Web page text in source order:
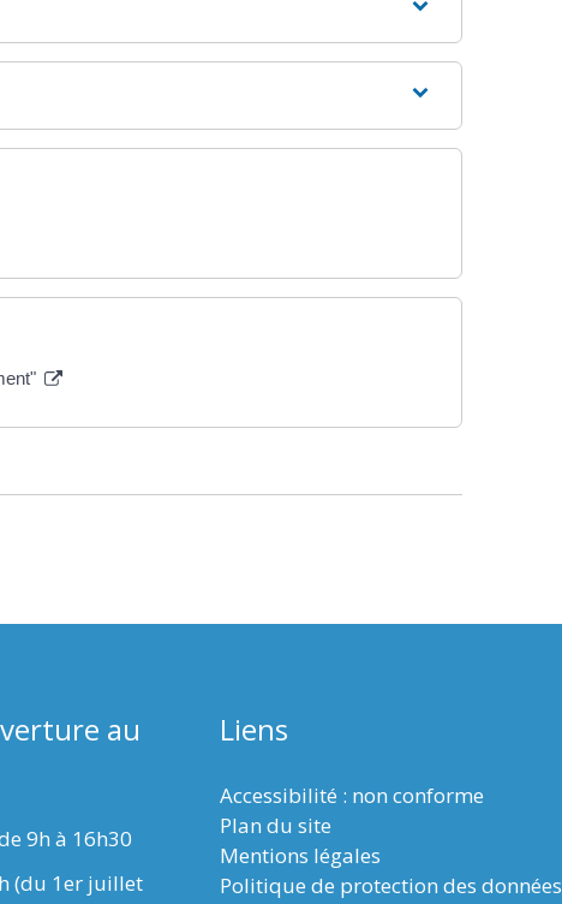
au
9h à 16h30
(du 1er juillet
Liens
Accessibilité : non conforme
Plan du site
Mentions légales
Politique de protection des données